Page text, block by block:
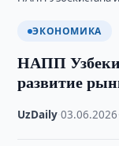
ЭКОНОМИКА
НАПП
развитие
UzDaily ·03.06.2026